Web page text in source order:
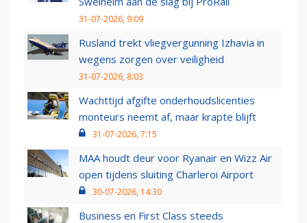
31-07-2026, 9:09
Rusland trekt vliegvergunning Izhavia in
wegens zorgen over veiligheid
31-07-2026, 8:03
Wachttijd afgifte onderhoudslicenties
monteurs neemt af, maar krapte blijft
31-07-2026, 7:15
MAA houdt deur voor Ryanair en Wizz Air
open tijdens sluiting Charleroi Airport
30-07-2026, 14:30
Business en First Class steeds